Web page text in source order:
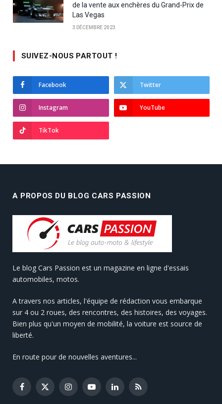
de la vente aux enchères du Grand-Prix de
Las Vegas
3 DÉCEMBRE 2023
SUIVEZ-NOUS PARTOUT !
Facebook Twitter
Instagram YouTube
TikTok
A PROPOS DU BLOG CARS PASSION
Le blog Cars Passion est un magazine en ligne d'essais
automobiles, motos.
A travers nos articles, l'équipe de rédaction vous embarque
sur 4 ou 2 roues, des rencontres, des histoires, des voyages.
Bien plus qu'un moyen de mobilité, la voiture est source de
liberté.
En route pour de nouvelles aventures...
Facebook
X
InstagramYouTubeLinkedInRSS